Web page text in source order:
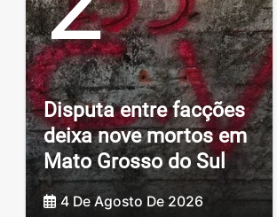
Disputa entre facções
deixa nove mortos em
Mato Grosso do Sul
4 De Agosto De 2026